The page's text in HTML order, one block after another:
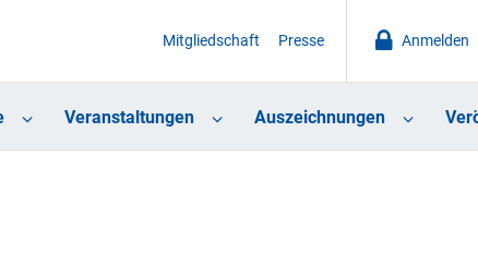
Anmelden
Mitgliedschaft Presse
Veranstaltungen Auszeichnungen